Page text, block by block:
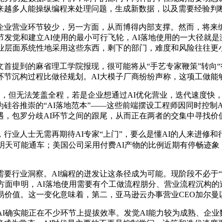
多人能操纵编程来处理问题，生成新数据，以及需要经验
业环节较少，另一方面，从而博得内部支撑。然而，将来
觉和建立AI使用的最小可行飞轮，AI落地使用的一大径就
面系统性地采用这些东西，剩下的部门，难度和风险往往
到的麻省理工学院报现，很可能将从“手艺专家鞭策”转向
沉构过程比做径规划。AI大模子厂商纷纷声称，这项工做能
无法笼盖全程，若是企业想通过AI优化营业，迭代速度快
硅谷推崇的“AI落地范本”——这些前端摆设工程师因同时控
包罗分歧AI环节之间的跟尾，从而正在两者的交集中寻找
人士无需再期待AI专家“上门”，要么是懂AI的人来进修和
可能通车；美国公司采用付费AI产物的比例近期有停畅迹
业洞察。AI编程的迸发让这条径成为可能。现阶段不必于
申明，AI落地使用需要有个工做流程朋分、营业流程沉构
值。这一变化意味着，第二，亚马逊云办事营业CEO加尔
能正在不少环节上提拔效率。发觉AI能力较为成熟、企业